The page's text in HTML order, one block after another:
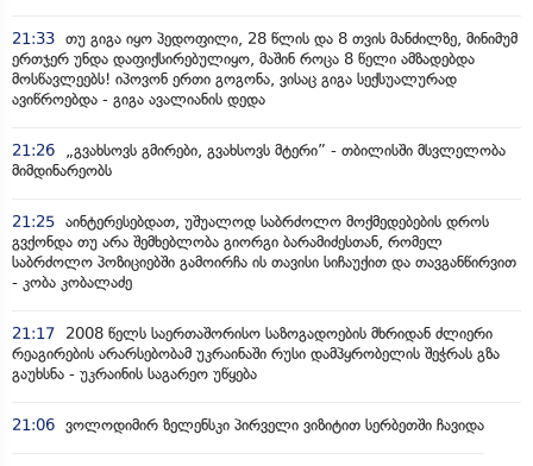
21:33 თუ გიგა იყო პედოფილი, 28 წლის და 8 თვის მანძილზე, მინიმუმ
ერთჯერ უნდა დაფიქსირებულიყო, მაშინ როცა 8 წელი ამზადებდა
მოსწავლეებს! იპოვონ ერთი გოგონა, ვისაც გიგა სექსუალურად
ავიწროებდა - გიგა ავალიანის დედა
21:26
„გვახსოვს გმირები, გვახსოვს მტერი” - თბილისში მსვლელობა
მიმდინარეობს
21:25 აინტერესებდათ, უშუალოდ საბრძოლო მოქმედებების დროს
გვქონდა თუ არა შემხებლობა გიორგი ბარამიძესთან, რომელ
საბრძოლო პოზიციებში გამოირჩა ის თავისი სიჩაუქით და თავგანწირვით
- კობა კობალაძე
21:17
2008 წელს საერთაშორისო საზოგადოების მხრიდან ძლიერი
რეაგირების არარსებობამ უკრაინაში რუსი დამპყრობელის შეჭრას გზა
გაუხსნა - უკრაინის საგარეო უწყება
21:06 ვოლოდიმირ ზელენსკი პირველი ვიზიტით სერბეთში ჩავიდა